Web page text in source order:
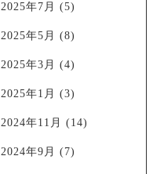
2025年7月 (5)
2025年5月 (8)
2025年3月 (4)
2025年1月 (3)
2024年11月 (14)
2024年9月 (7)